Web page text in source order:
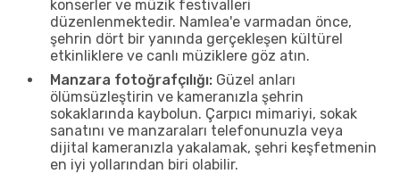
konserler ve müzik festivalleri
düzenlenmektedir. Namlea'e varmadan önce,
şehrin dört bir yanında gerçekleşen kültürel
etkinliklere ve canlı müziklere göz atın.
Manzara fotoğrafçılığı: Güzel anları
ölümsüzleştirin ve kameranızla şehrin
sokaklarında kaybolun. Çarpıcı mimariyi, sokak
sanatını ve manzaraları telefonunuzla veya
dijital kameranızla yakalamak, şehri keşfetmenin
en iyi yollarından biri olabilir.